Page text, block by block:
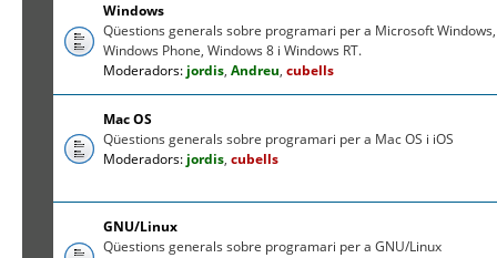
Windows
Qüestions generals sobre programari per a Microsoft Windows,
Windows Phone, Windows 8 i Windows RT.
Moderadors: jordis,Andreu,cubells
Mac OS
Qüestions generals sobre programari per a Mac OS i iOS
Moderadors: jordis,cubells
GNU/Linux
Qüestions generals sobre programari per a GNU/Linux